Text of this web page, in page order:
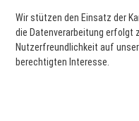
Wir stützen den Einsatz der
die Datenverarbeitung erfolgt
Nutzerfreundlichkeit auf
berechtigten Interesse.